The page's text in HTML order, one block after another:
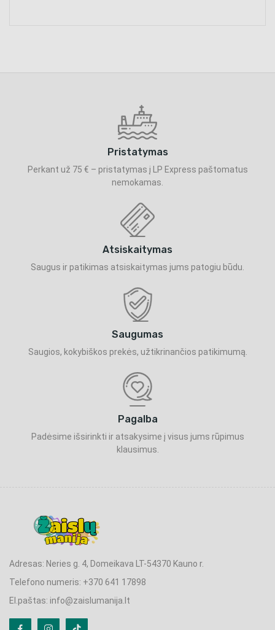
Pristatymas
Perkant už 75 € – pristatymas į LP Express paštomatus
nemokamas.
Atsiskaitymas
Saugus ir patikimas atsiskaitymas jums patogiu būdu.
Saugumas
Saugios, kokybiškos prekės, užtikrinančios patikimumą.
Pagalba
Padėsime išsirinkti ir atsakysime į visus jums rūpimus
klausimus.
Adresas: Neries g. 4, Domeikava LT-54370 Kauno r.
Telefono numeris: +370 641 17898
El.paštas: info@zaislumanija.lt